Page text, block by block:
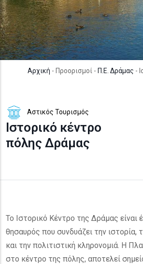
Αρχική - Προορισμοί - Π.Ε. Δράμας -
Αστικός Τουρισμός
Ιστορικό κέντρο
πόλης Δράμας
Το Ιστορικό Κέντρο της Δράμας είναι
θησαυρός που συνδυάζει την ιστορία,
και την πολιτιστική κληρονομιά. Η
στο κέντρο της πόλης, αποτελεί